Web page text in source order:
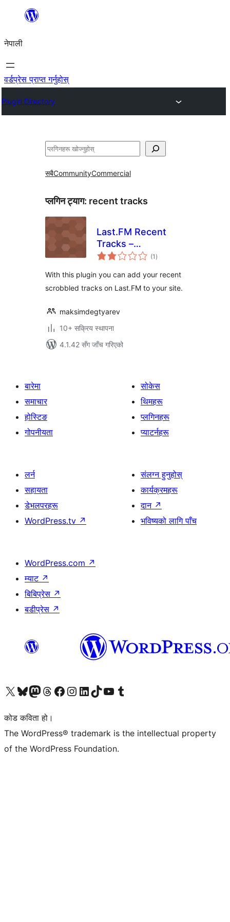
सामग्रीमा
नेपाली
वर्डप्रेस प्राप्त गर्नुहोस्
Plugin Directory
खोज्नुहोस्
सबैCommunityCommercial
प्लगिन ट्याग: recent tracks
Last.FM Recent
Tracks –
WordPress Plugin
(1 कुल
रेटिङ्गहरू
)
With this plugin you can add your recent
scrobbled tracks on Last.FM to your site.
maksimdegtyarev
10+ सक्रिय स्थापना
4.1.42 सँग जाँच गरिएको
बारेमा
समाचार
होस्टिङ
गोपनीयता
सोकेस
थिमहरू
प्लगिनहरू
प्याटर्नहरू
लर्न
सहायता
डेभलपरहरू
WordPress.tv ↗
संलग्न हुनुहोस्
कार्यक्रमहरू
दान ↗
भविष्यको लागि पाँच
WordPress.com ↗
म्याट ↗
बिबिप्रेस ↗
बडीप्रेस ↗
हाम्रो X (पहिले ट्विटर) खातामा जानुहोस्
हाम्रो Bluesky खाता भ्रमण गर्नुहोस्
हाम्रो म्यास्टोडन खाता भ्रमण गर्नुहोस्
हाम्रो थ्रेड्स खातामा जानुहोस्
हाम्रो फेसबुक पेजमा जानुहोस्
हाम्रो इन्स्टाग्राम खातामा जानुहोस्
हाम्रो लिङ्क्डइन खातामा जानुहोस्
हाम्रो TikTok खाता भ्रमण गर्नुहोस्
हाम्रो युट्युब च्यानलमा जानुहोस्
हाम्रो टम्बलर खाता भ्रमण गर्नुहोस्
कोड कविता हो।
The WordPress® trademark is the intellectual property
of the WordPress Foundation.